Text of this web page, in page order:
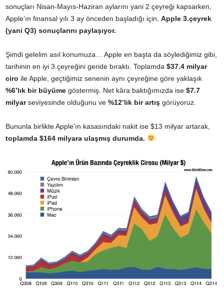
sonuçları Nisan-Mayıs-Haziran aylarını yani 2.çeyreği kapsarken,
Apple’ın finansal yılı 3 ay önceden başladığı için, Apple 3.çeyrek
(yani Q3) sonuçlarını paylaşıyor.
Şimdi gelelim asıl konumuza… Apple en başta da söylediğimiz gibi,
tarihinin en iyi 3.çeyreğini geride bıraktı. Toplamda $37.4 milyar
ciro ile Apple, geçtiğimiz senenin aynı çeyreğine göre yaklaşık
%6’lık bir büyüme göstermiş. Net kâra baktığımızda ise $7.7
milyarseviyesinde olduğunu ve %12’lik bir artış görüyoruz.
Bununla birlikte Apple’ın kasasındaki nakit ise $13 milyar artarak,
toplamda $164 milyara ulaşmış durumda.